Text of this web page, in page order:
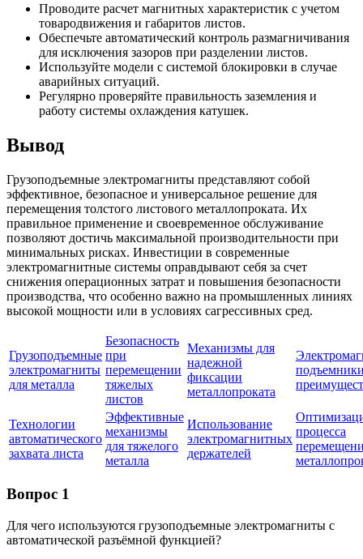
Проводите расчет магнитных характеристик с учетом
товародвижения и габаритов листов.
Обеспечьте автоматический контроль размагничивания
для исключения зазоров при разделении листов.
Используйте модели с системой блокировки в случае
аварийных ситуаций.
Регулярно проверяйте правильность заземления и
работу системы охлаждения катушек.
Вывод
Грузоподъемные электромагниты представляют собой
эффективное, безопасное и универсальное решение для
перемещения толстого листового металлопроката. Их
правильное применение и своевременное обслуживание
позволяют достичь максимальной производительности при
минимальных рисках. Инвестиции в современные
электромагнитные системы оправдывают себя за счет
снижения операционных затрат и повышения безопасности
производства, что особенно важно на промышленных линиях
высокой мощности или в условиях сагрессивных сред.
Грузоподъемные
электромагниты
для металла
Безопасность
при
перемещении
тяжелых
листов
Механизмы для
надежной
фиксации
металлопроката
Технологии
автоматического
захвата листа
Эффективные
механизмы
для тяжелого
металла
Использование
электромагнитных
держателей
процесса
Вопрос 1
Для чего используются грузоподъемные электромагниты с
автоматической разъёмной функцией?